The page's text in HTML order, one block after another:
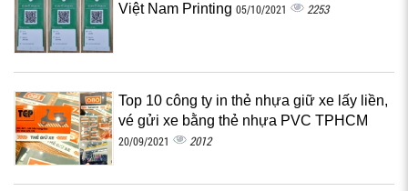
Việt Nam Printing 05/10/2021 2253
Top 10 công ty in thẻ nhựa giữ xe lấy liền,
vé gửi xe bằng thẻ nhựa PVC TPHCM
20/09/2021 2012